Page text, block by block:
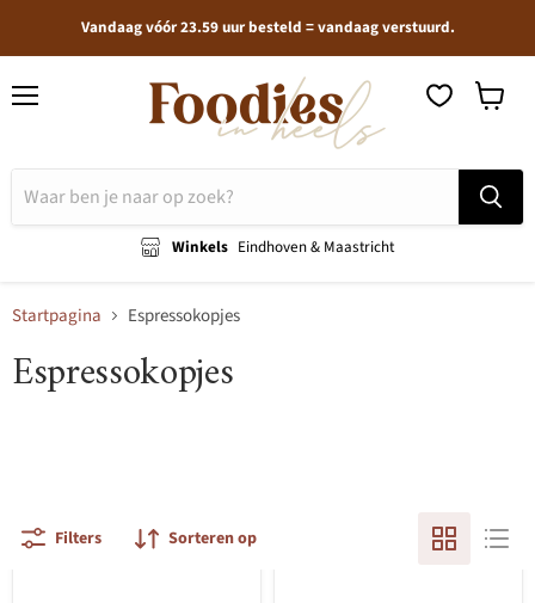
Vandaag vóór 23.59 uur besteld = vandaag verstuurd.
Winkels Eindhoven & Maastricht
Startpagina Espressokopjes
Espressokopjes
Filters Sorteren op